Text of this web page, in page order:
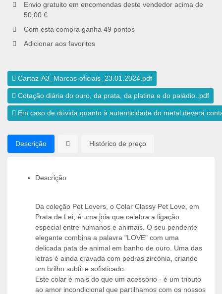
Envio gratuito em encomendas deste vendedor acima de
50,00 €
Com esta compra ganha 49 pontos
Adicionar aos favoritos
Cartaz-A3_Marcas-oficiais_23.01.2024.pdf
Cotação diária do ouro, da prata, da platina e do paládio..pdf
Em caso de dúvida quanto à autenticidade do metal deverá
Descrição Histórico de preço
Descrição
Da coleção Pet Lovers, o Colar Classy Pet Love, em
Prata de Lei, é uma joia que celebra a ligação
especial entre humanos e animais. O seu pendente
elegante combina a palavra "LOVE" com uma
delicada pata de animal em banho de ouro. Uma das
letras é ainda cravada com pedras zircónia, criando
um brilho subtil e sofisticado.
Este colar é mais do que um acessório - é um tributo
ao amor incondicional que partilhamos com os nossos